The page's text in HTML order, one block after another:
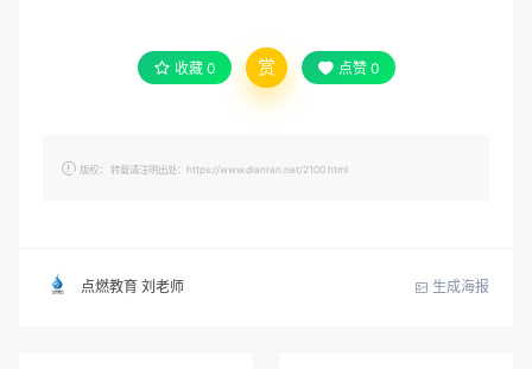
收藏 0 赏 点赞 0
版权： 转载请注明出处：https://www.dianran.net/2100.html
点燃教育 刘老师 生成海报